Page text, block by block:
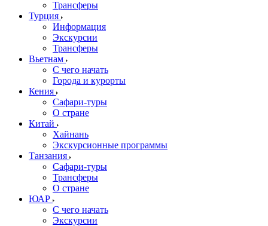
Трансферы
Турция
Информация
Экскурсии
Трансферы
Вьетнам
С чего начать
Города и курорты
Кения
Сафари-туры
О стране
Китай
Хайнань
Экскурсионные программы
Танзания
Сафари-туры
Трансферы
О стране
ЮАР
С чего начать
Экскурсии